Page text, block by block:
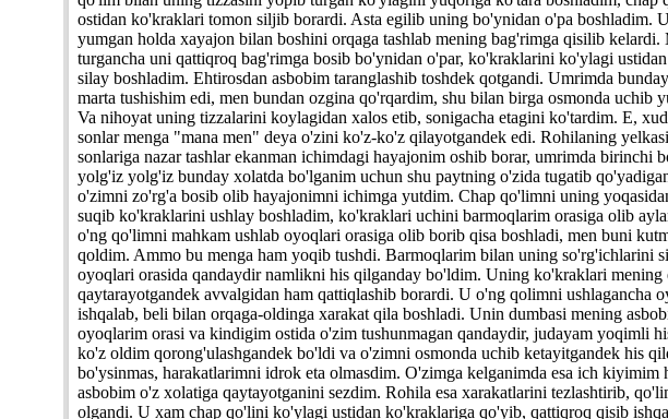
ostidan ko'kraklari tomon siljib borardi. Asta egilib uning bo'ynidan o'pa boshladim.
yumgan holda xayajon bilan boshini orqaga tashlab mening bag'rimga qisilib kelardi.
turgancha uni qattiqroq bag'rimga bosib bo'ynidan o'par, ko'kraklarini ko'ylagi
silay boshladim. Ehtirosdan asbobim taranglashib toshdek qotgandi. Umrimda
marta tushishim edi, men bundan ozgina qo'rqardim, shu bilan birga osmonda uchib
Va nihoyat uning tizzalarini koylagidan xalos etib, sonigacha etagini ko'tardim. E,
sonlar menga "mana men" deya o'zini ko'z-ko'z qilayotgandek edi. Rohilaning
sonlariga nazar tashlar ekanman ichimdagi hayajonim oshib borar, umrimda birinchi
yolg'iz yolg'iz bunday xolatda bo'lganim uchun shu paytning o'zida tugatib
o'zimni zo'rg'a bosib olib hayajonimni ichimga yutdim. Chap qo'limni uning
suqib ko'kraklarini ushlay boshladim, ko'kraklari uchini barmoqlarim orasiga olib
o'ng qo'limni mahkam ushlab oyoqlari orasiga olib borib qisa boshladi, men buni
qoldim. Ammo bu menga ham yoqib tushdi. Barmoqlarim bilan uning so'rg'ichlarini
oyoqlari orasida qandaydir namlikni his qilganday bo'ldim. Uning ko'kraklari mening
qaytarayotgandek avvalgidan ham qattiqlashib borardi. U o'ng qolimni ushlagancha
ishqalab, beli bilan orqaga-oldinga xarakat qila boshladi. Unin dumbasi mening
oyoqlarim orasi va kindigim ostida o'zim tushunmagan qandaydir, judayam yoqimli
ko'z oldim qorong'ulashgandek bo'ldi va o'zimni osmonda uchib ketayitgandek his
bo'ysinmas, harakatlarimni idrok eta olmasdim. O'zimga kelganimda esa ich kiyimim
asbobim o'z xolatiga qaytayotganini sezdim. Rohila esa xarakatlarini tezlashtirib,
olgandi. U xam chap qo'lini ko'ylagi ustidan ko'kraklariga qo'yib, qattiqroq qisib